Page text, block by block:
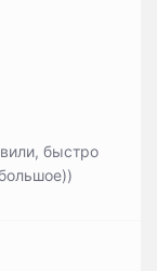
быстро